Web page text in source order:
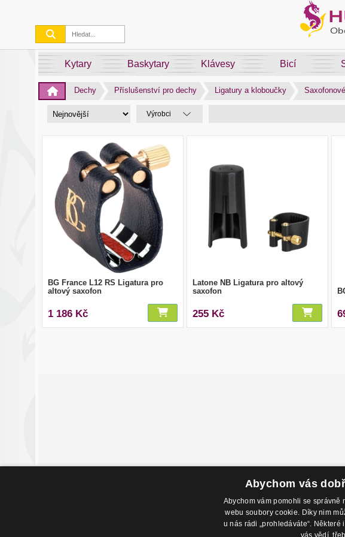
Kytary Baskytary Klávesy Bicí
Dechy Příslušenství pro dechy Ligatury a kloboučky Saxofonové
Výrobci
BG France L12 RS Ligatura pro
altový saxofon
1 186 Kč
Latone NB Ligatura pro altový
saxofon
255 Kč
Adresa prodejny
Havlíčkovo Nábřeží 28,
Abychom vás
Abychom vám pomohli se
webu soubory cookie. Díky nim
u nás rádi „prohledáváte“.
vás vědí,